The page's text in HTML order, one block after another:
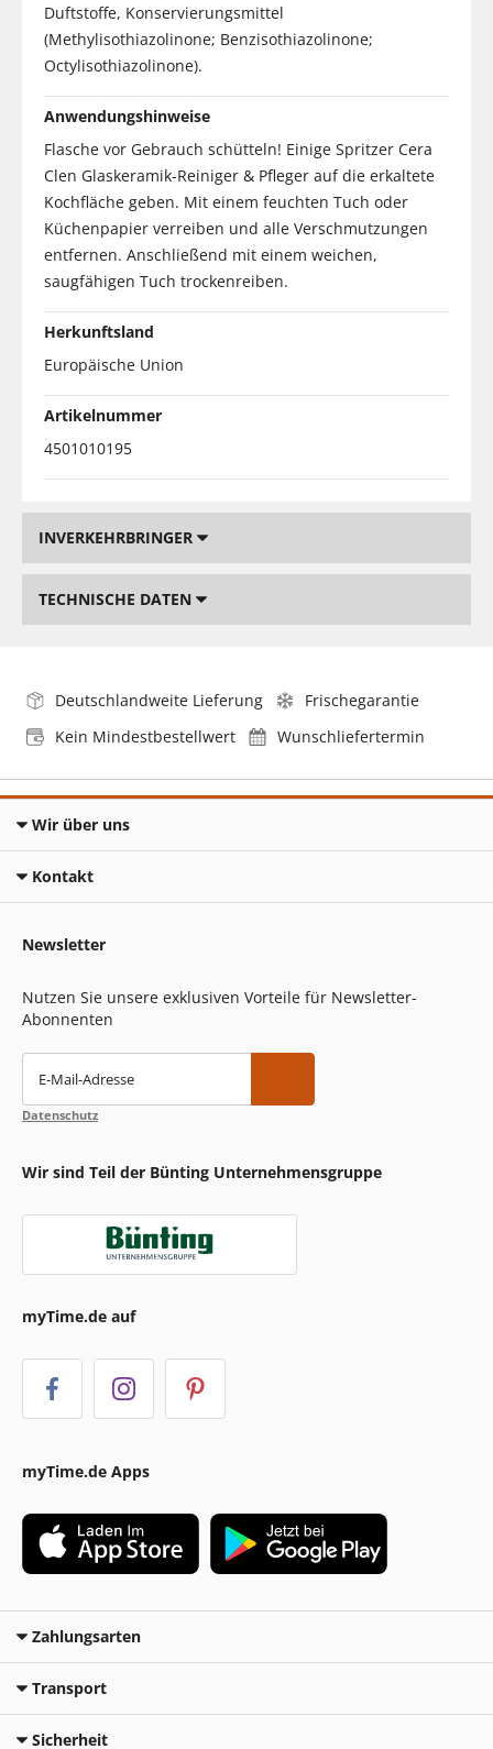
Duftstoffe, Konservierungsmittel
(Methylisothiazolinone; Benzisothiazolinone;
Octylisothiazolinone).
Anwendungshinweise
Flasche vor Gebrauch schütteln! Einige Spritzer Cera
Clen Glaskeramik-Reiniger & Pfleger auf die erkaltete
Kochfläche geben. Mit einem feuchten Tuch oder
Küchenpapier verreiben und alle Verschmutzungen
entfernen. Anschließend mit einem weichen,
saugfähigen Tuch trockenreiben.
Herkunftsland
Europäische Union
Artikelnummer
4501010195
INVERKEHRBRINGER
TECHNISCHE DATEN
Deutschlandweite Lieferung
Frischegarantie
Kein Mindestbestellwert
Wunschliefertermin
Wir über uns
Kontakt
Newsletter
Nutzen Sie unsere exklusiven Vorteile für Newsletter-
Abonnenten
E-Mail-Adresse
Datenschutz
Wir sind Teil der Bünting Unternehmensgruppe
myTime.de auf
myTime.de Apps
Zahlungsarten
Transport
Sicherheit